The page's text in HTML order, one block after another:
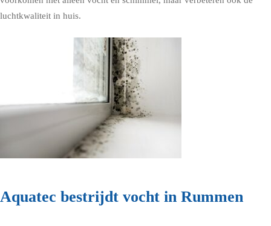
luchtkwaliteit in huis.
Aquatec bestrijdt vocht in Rummen